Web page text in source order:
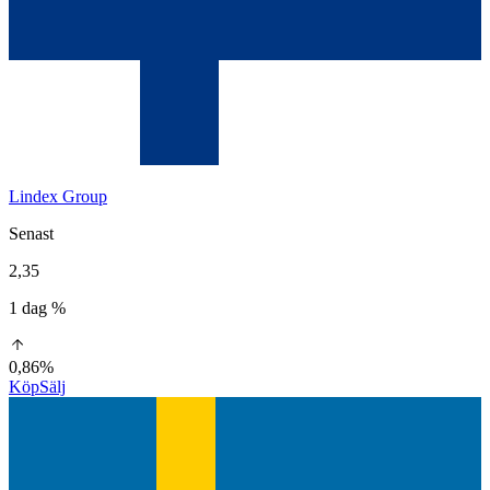
Lindex Group
Senast
2,35
1 dag %
0,86%
KöpSälj